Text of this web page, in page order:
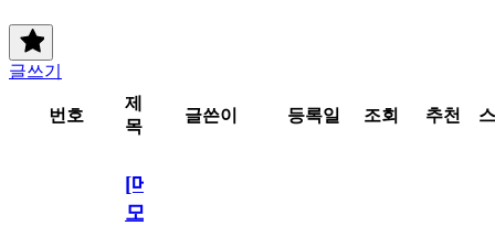
글쓰기
번호
제
목
글쓴이 등록일 조회 추천
[메
모